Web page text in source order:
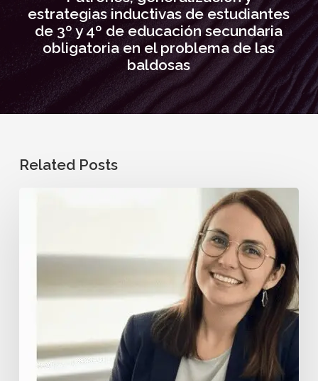
estrategias inductivas de estudiantes
de 3º y 4º de educación secundaria
obligatoria en el problema de las
baldosas
Related Posts